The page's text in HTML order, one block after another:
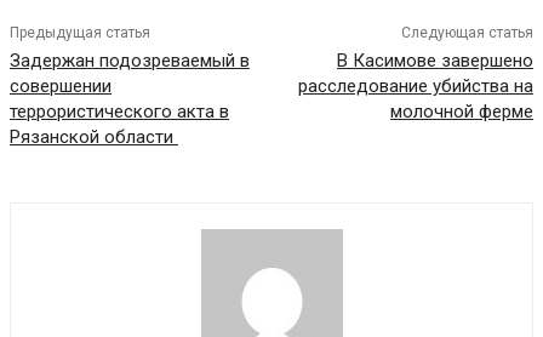
Предыдущая статья
Задержан подозреваемый в
совершении
террористического акта в
Рязанской области
Следующая статья
В Касимове завершено
расследование убийства на
молочной ферме